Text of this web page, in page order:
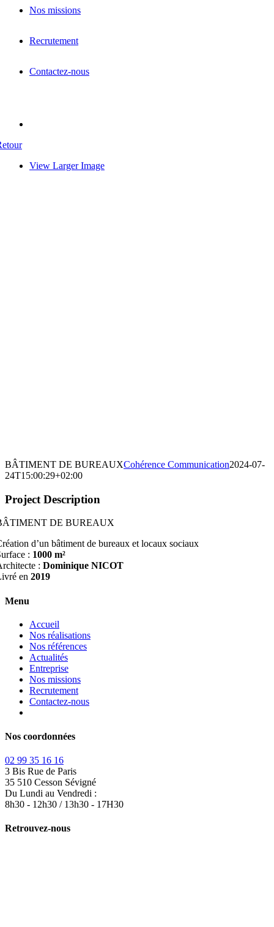
Nos missions
Recrutement
Contactez-nous
View Larger Image
BÂTIMENT DE BUREAUXCohérence Communication2024-07-
24T15:00:29+02:00
Project Description
DE BUREAUX
d’un bâtiment de bureaux et locaux sociaux
: 1000 m²
: Dominique NICOT
en 2019
Menu
Accueil
Nos réalisations
Nos références
Actualités
Entreprise
Nos missions
Recrutement
Contactez-nous
Nos coordonnées
02 99 35 16 16
3 Bis Rue de Paris
35 510 Cesson Sévigné
Du Lundi au Vendredi :
8h30 - 12h30 / 13h30 - 17H30
Retrouvez-nous